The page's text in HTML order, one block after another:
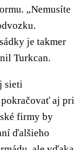
. „Nemusíte
je takmer
Turkcan.
sieti
aj pri
firmy by
ďalšieho